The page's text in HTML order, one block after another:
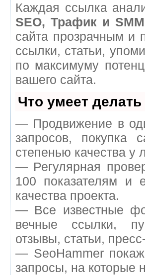
Каждая ссылка
SEO, Трафик и
сайта прозрачным и
ссылки, статьи,
по максимуму
вашего сайта.
Что умеет
— Продвижение в
запросов, покупка
степенью качества
— Регулярная
100 показателям и
качества проекта.
— Все известные
вечные ссылки,
отзывы, статьи,
— SeoHammer
запросы, на которые